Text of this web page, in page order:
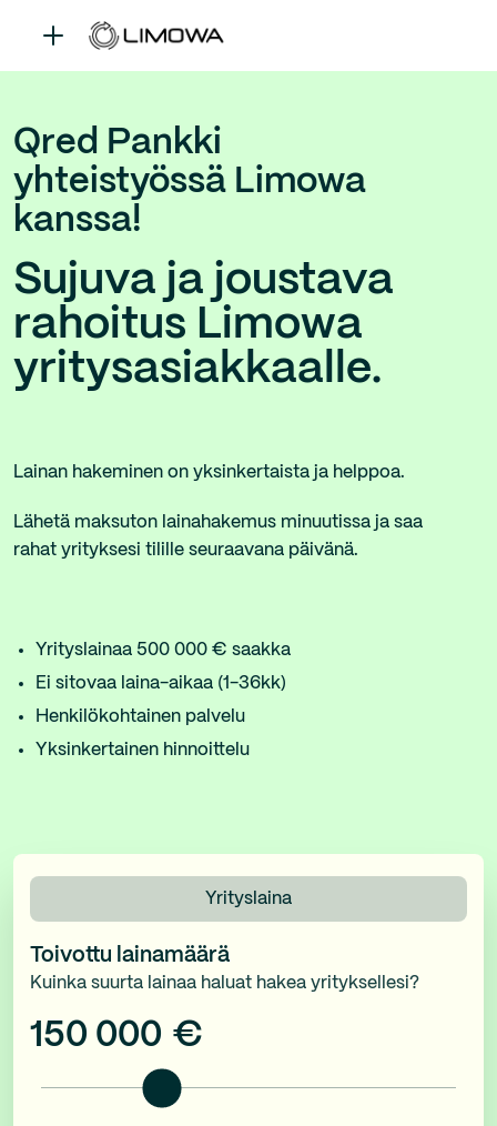
Qred Pankki
yhteistyössä Limowa
kanssa!
Sujuva ja joustava
rahoitus Limowa
yritysasiakkaalle.
Lainan hakeminen on yksinkertaista ja helppoa.
Lähetä maksuton lainahakemus minuutissa ja saa
rahat yrityksesi tilille seuraavana päivänä.
Yrityslainaa 500 000 € saakka
Ei sitovaa laina-aikaa (1-36kk)
Henkilökohtainen palvelu
Yksinkertainen hinnoittelu
Yrityslaina
Toivottu lainamäärä
Kuinka suurta lainaa haluat hakea yrityksellesi?
150 000 €